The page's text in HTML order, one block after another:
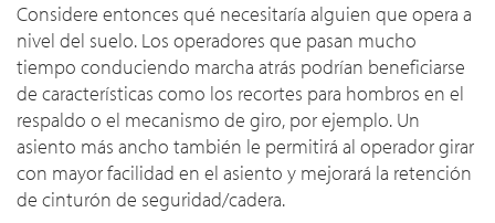
Considere entonces qué necesitaría alguien que opera a
nivel del suelo. Los operadores que pasan mucho
tiempo conduciendo marcha atrás podrían beneficiarse
de características como los recortes para hombros en el
respaldo o el mecanismo de giro, por ejemplo. Un
asiento más ancho también le permitirá al operador girar
con mayor facilidad en el asiento y mejorará la retención
de cinturón de seguridad/cadera.